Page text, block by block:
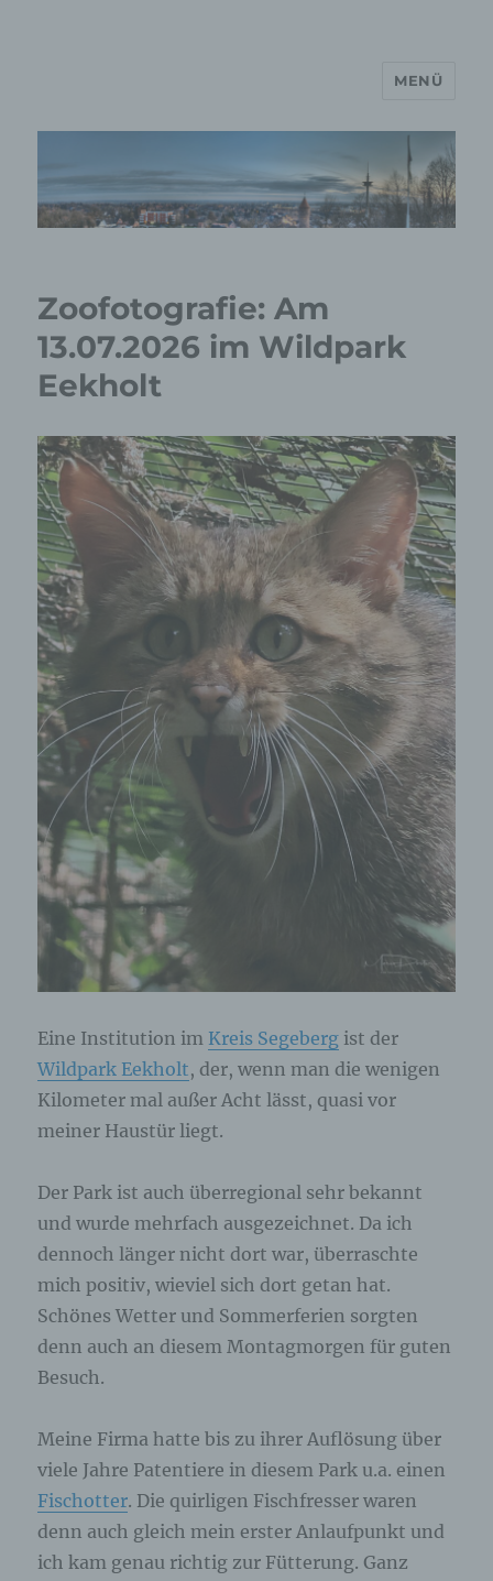
MP Mario Porten Beratung
Training Coaching
MENÜ
Zoofotografie: Am
13.07.2026 im Wildpark
Eekholt
Eine Institution im Kreis Segeberg ist der
Wildpark Eekholt, der, wenn man die wenigen
Kilometer mal außer Acht lässt, quasi vor
meiner Haustür liegt.
Der Park ist auch überregional sehr bekannt
und wurde mehrfach ausgezeichnet. Da ich
dennoch länger nicht dort war, überraschte
mich positiv, wieviel sich dort getan hat.
Schönes Wetter und Sommerferien sorgten
denn auch an diesem Montagmorgen für guten
Besuch.
Meine Firma hatte bis zu ihrer Auflösung über
viele Jahre Patentiere in diesem Park u.a. einen
Fischotter. Die quirligen Fischfresser waren
denn auch gleich mein erster Anlaufpunkt und
ich kam genau richtig zur Fütterung. Ganz